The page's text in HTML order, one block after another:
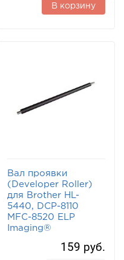
В корзину
Вал проявки
(Developer Roller)
для Brother HL-
5440, DCP-8110
MFC-8520 ELP
Imaging®
159 руб.